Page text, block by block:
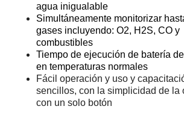
agua inigualable
Simultáneamente monitorizar
gases incluyendo: O2, H2S, CO y
combustibles
Tiempo de ejecución de batería
en temperaturas normales
Fácil operación y uso y
sencillos, con la simplicidad de la
con un solo botón